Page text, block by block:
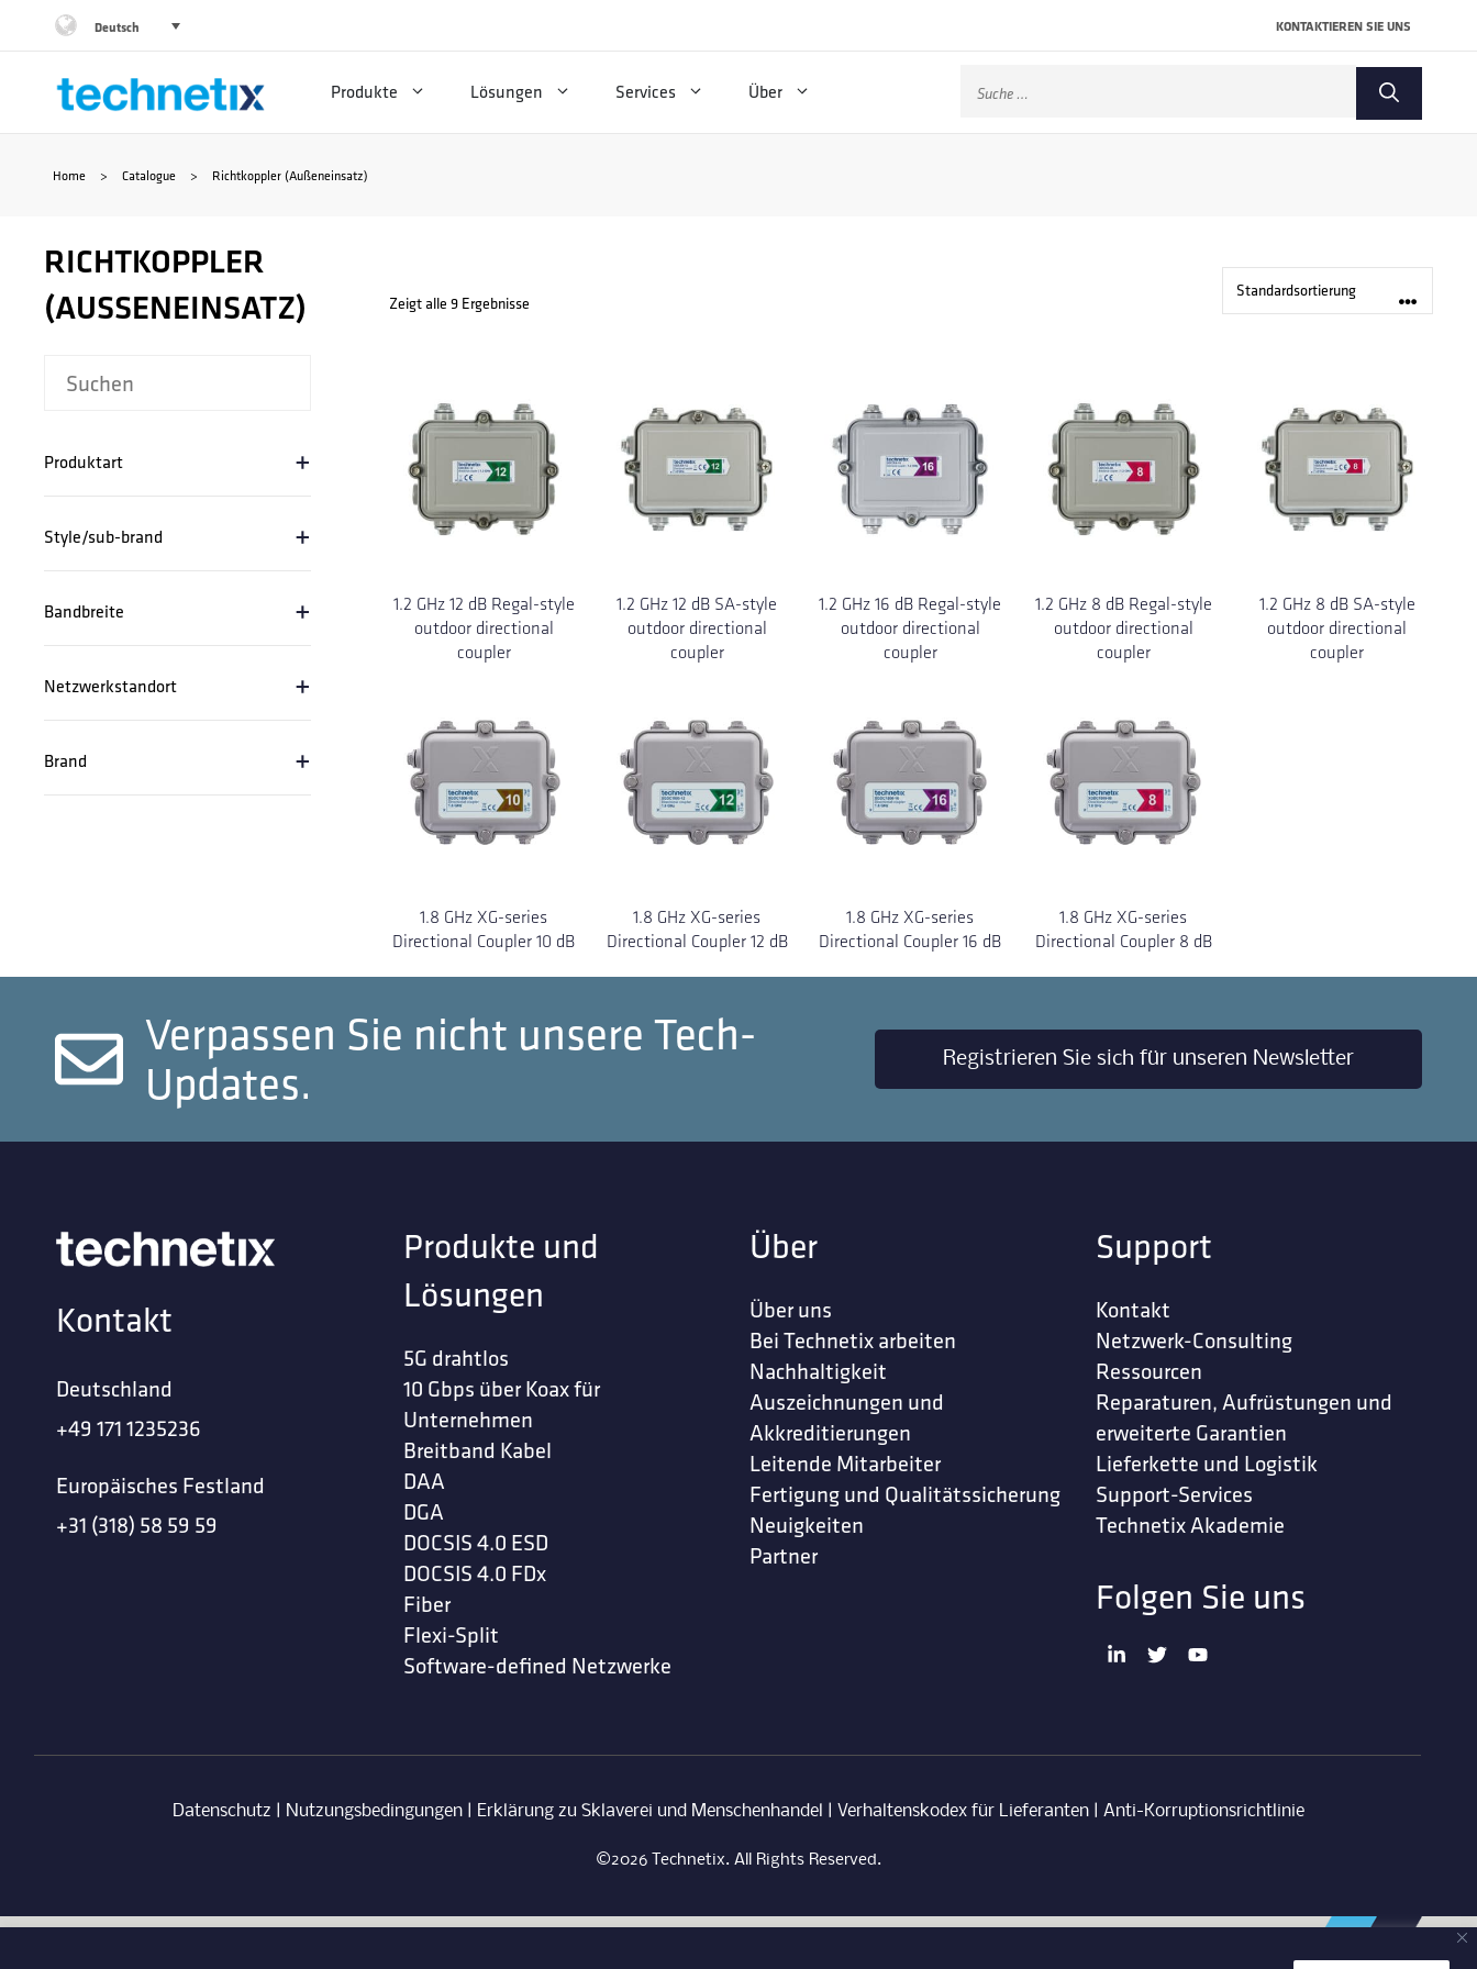
Deutsch KONTAKTIEREN SIE UNS
Produkte Lösungen Services Über
Suche
Home > Catalogue > Richtkoppler (Außeneinsatz)
Zeigt alle 9 Ergebnisse
1.2 GHz 12 dB Regal-style
outdoor directional
coupler
1.2 GHz 12 dB SA-style
outdoor directional
coupler
1.2 GHz 16 dB Regal-style
outdoor directional
coupler
1.2 GHz 8 dB Regal-style
outdoor directional
coupler
1.2 GHz 8 dB SA-style
outdoor directional
coupler
1.8 GHz XG-series
Directional Coupler 10 dB
1.8 GHz XG-series
Directional Coupler 12 dB
1.8 GHz XG-series
Directional Coupler 16 dB
1.8 GHz XG-series
Directional Coupler 8 dB
RICHTKOPPLER
(AUSSENEINSATZ)
Produktart +
Style/sub-brand +
Bandbreite +
Netzwerkstandort +
Brand +
Verpassen Sie nicht unsere Tech-
Updates. Registrieren Sie sich für unseren Newsletter
Kontakt
Deutschland
+49 171 1235236
Europäisches Festland
+31 (318) 58 59 59
Produkte und
Lösungen
5G drahtlos
10 Gbps über Koax für
Unternehmen
Breitband Kabel
DAA
DGA
DOCSIS 4.0 ESD
DOCSIS 4.0 FDx
Fiber
Flexi-Split
Software-defined Netzwerke
Über
Über uns
Bei Technetix arbeiten
Nachhaltigkeit
Auszeichnungen und
Akkreditierungen
Leitende Mitarbeiter
Fertigung und Qualitätssicherung
Neuigkeiten
Partner
Support
Kontakt
Netzwerk-Consulting
Ressourcen
Reparaturen, Aufrüstungen und
erweiterte Garantien
Lieferkette und Logistik
Support-Services
Technetix Akademie
Folgen Sie uns
Datenschutz | Nutzungsbedingungen | Erklärung zu Sklaverei und Menschenhandel | Verhaltenskodex für Lieferanten | Anti-Korruptionsrichtlinie
©2026 Technetix. All Rights Reserved.